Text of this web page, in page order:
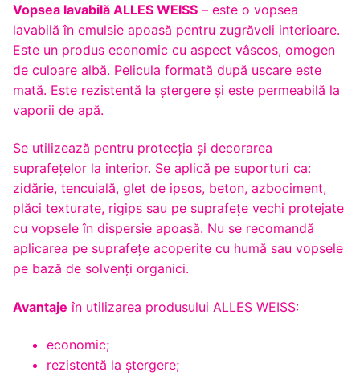
Vopsea lavabilă ALLES WEISS – este o vopsea
lavabilă în emulsie apoasă pentru zugrăveli interioare.
Este un produs economic cu aspect vâscos, omogen
de culoare albă. Pelicula formată după uscare este
mată. Este rezistentă la ștergere și este permeabilă la
vaporii de apă.
Se utilizează pentru protecţia şi decorarea
suprafeţelor la interior. Se aplică pe suporturi ca:
zidărie, tencuială, glet de ipsos, beton, azbociment,
plăci texturate, rigips sau pe suprafeţe vechi protejate
cu vopsele în dispersie apoasă. Nu se recomandă
aplicarea pe suprafeţe acoperite cu humă sau vopsele
pe bază de solvenţi organici.
Avantaje în utilizarea produsului ALLES WEISS:
economic;
rezistentă la ștergere;